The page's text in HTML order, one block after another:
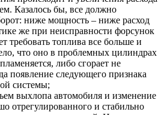
Казалось бы, все должно
ниже мощность – ниже расход
же при неисправности форсунок
требовать топлива все больше и
что оно в проблемных цилиндрах
либо сгорает не
появление следующего признака
системы;
выхлопа автомобиля и изменение
отрегулированного и стабильно